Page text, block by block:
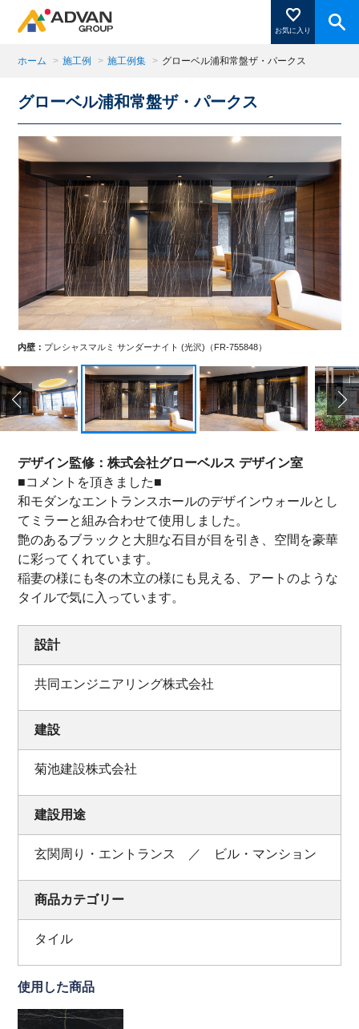
お気に入り
商品ページにある「お気に入り登録」を押すと登録した
商品がここに表示されます。
閉じる
ホーム > 施工例 > 施工例集 > グローベル浦和常盤ザ・パークス
グローベル浦和常盤ザ・パークス
内壁： プレシャスマルミ サンダーナイト (光沢)（FR-755848）
デザイン監修：株式会社グローベルス デザイン室
■コメントを頂きました■
和モダンなエントランスホールのデザインウォールとし
てミラーと組み合わせて使用しました。
艶のあるブラックと大胆な石目が目を引き、空間を豪華
に彩ってくれています。
稲妻の様にも冬の木立の様にも見える、アートのような
タイルで気に入っています。
設計
共同エンジニアリング株式会社
建設
菊池建設株式会社
建設用途
玄関周り・エントランス ／ ビル・マンション
商品カテゴリー
タイル
使用した商品